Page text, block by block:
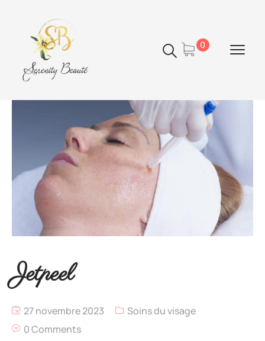
0
Jetpeel
27 novembre 2023
Soins du visage
0 Comments